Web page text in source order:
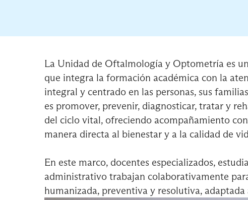
La Unidad de Oftalmología y Optometría es
que integra la formación académica con la
integral y centrado en las personas, sus
es promover, prevenir, diagnosticar, tratar y
del ciclo vital, ofreciendo acompañamiento
manera directa al bienestar y a la calidad de
En este marco, docentes especializados,
administrativo trabajan colaborativamente
humanizada, preventiva y resolutiva, adaptada